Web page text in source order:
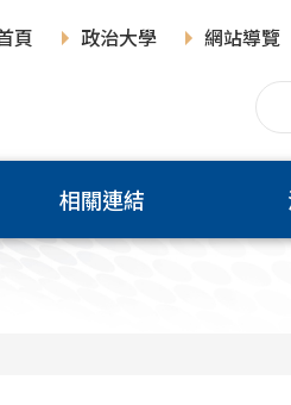
頁 政治大學 網站導覽
相關連結